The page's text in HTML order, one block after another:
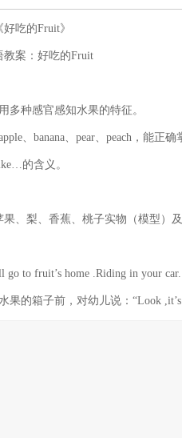
吃的Fruit》
案：好吃的Fruit
种感官感知水果的特征。
、banana、pear、peach，能正确
的含义。
梨、香蕉、桃子实物（模型）
to fruit’s home .Riding in your car.
的箱子前，对幼儿说：“Look ,it’s